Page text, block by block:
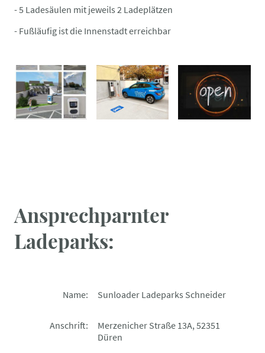
- 5 Ladesäulen mit jeweils 2 Ladeplätzen
- Fußläufig ist die Innenstadt erreichbar
Ansprechparnter
Ladeparks:
Name: Sunloader Ladeparks Schneider
Anschrift:
Merzenicher Straße 13A, 52351
Düren